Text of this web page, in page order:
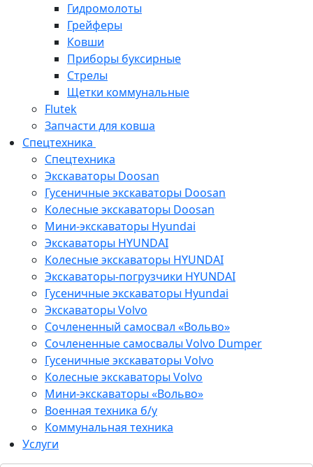
Гидромолоты
Грейферы
Ковши
Приборы буксирные
Стрелы
Щетки коммунальные
Flutek
Запчасти для ковша
Спецтехника
Спецтехника
Экскаваторы Doosan
Гусеничные экскаваторы Doosan
Колесные экскаваторы Doosan
Мини-экскаваторы Hyundai
Экскаваторы HYUNDAI
Колесные экскаваторы HYUNDAI
Экскаваторы-погрузчики HYUNDAI
Гусеничные экскаваторы Hyundai
Экскаваторы Volvo
Сочлененный самосвал «Вольво»
Сочлененные самосвалы Volvo Dumper
Гусеничные экскаваторы Volvo
Колесные экскаваторы Volvo
Мини-экскаваторы «Вольво»
Военная техника б/у
Коммунальная техника
Услуги